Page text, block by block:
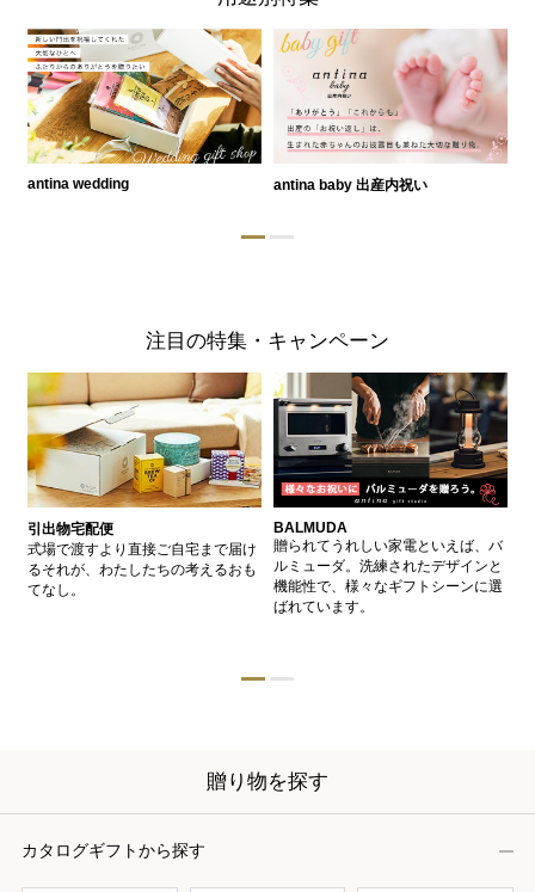
antina wedding antina baby 出産内祝い
注目の特集・キャンペーン
引出物宅配便
式場で渡すより直接ご自宅まで届け
るそれが、わたしたちの考えるおも
てなし。
BALMUDA
贈られてうれしい家電といえば、バ
ルミューダ。洗練されたデザインと
機能性で、様々なギフトシーンに選
ばれています。
贈り物を探す
カタログギフトから探す